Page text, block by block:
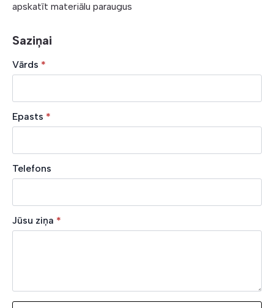
apskatīt materiālu paraugus
Saziņai
Vārds *
Epasts *
Telefons
Jūsu ziņa *